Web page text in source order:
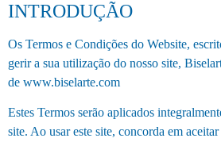
INTRODUÇÃO
Os Termos e Condições do Website,
gerir a sua utilização do nosso site,
de www.biselarte.com
Estes Termos serão aplicados
site. Ao usar este site, concorda em